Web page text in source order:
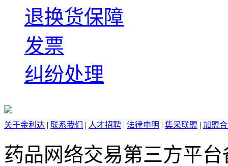
退换货保障
发票
纠纷处理
关于金利达 | 联系我们 | 人才招聘 | 法律申明 | 集采联盟 | 加盟
药品网络交易第三方平